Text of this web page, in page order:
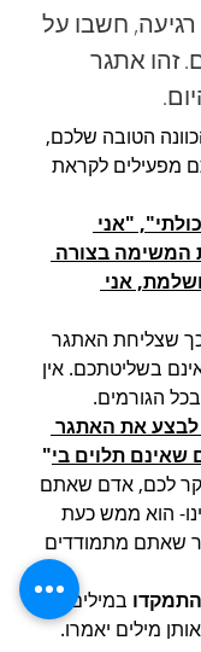
חשבו על
זהו אתגר
הטובה שלכם,
מפעילים לקראת
"אני
בצורה
אני
שצליחת האתגר
בשליטתכם. אין
הגורמים.
את האתגר
שאינם תלוים בי"
לכם, אדם שאתם
הוא ממש כעת
שאתם מתמודדים
התמקדו במילים
מילים יאמרו.